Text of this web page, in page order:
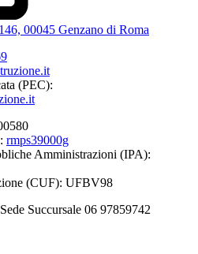
00045 Genzano di Roma
(PEC):
rmps39000g
Amministrazioni (IPA):
(CUF): UFBV98
Succursale 06 97859742